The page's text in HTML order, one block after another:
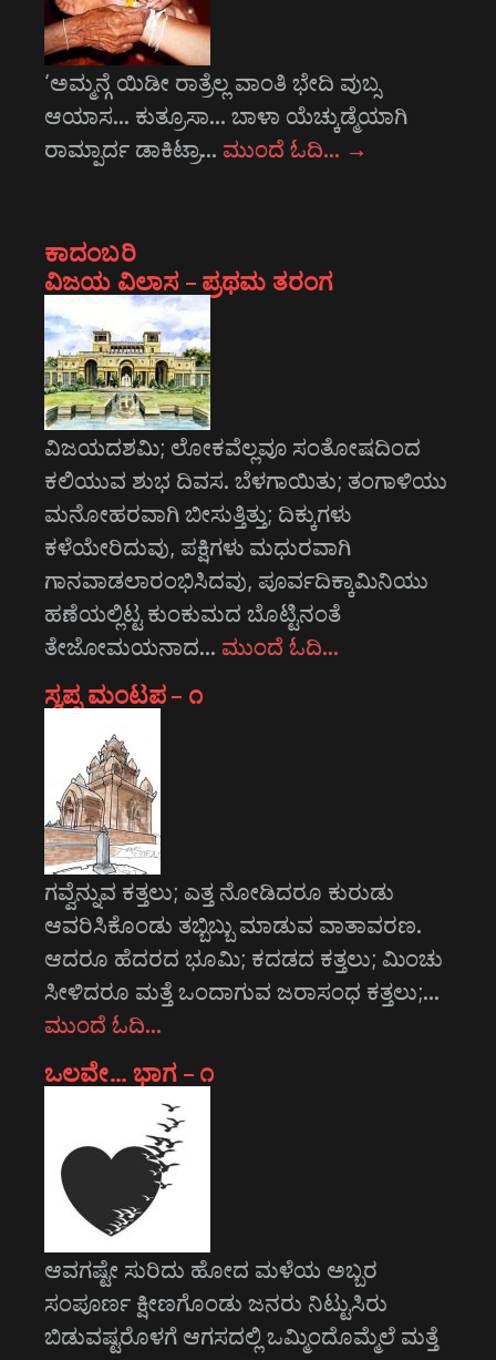
‘ಅಮ್ಮನ್ಗೆ ಯಿಡೀ ರಾತ್ರೆಲ್ಲ ವಾಂತಿ ಭೇದಿ ವುಬ್ಸ
ಆಯಾಸ... ಕುತ್ರೂಸಾ... ಬಾಳಾ ಯೆಚ್ಕುಡ್ಮೆಯಾಗಿ
ರಾಮ್ಪಾರ್ದ ಡಾಕಿಟ್ರಾ… ಮುಂದೆ ಓದಿ… →
ಕಾದಂಬರಿ
ವಿಜಯ ವಿಲಾಸ – ಪ್ರಥಮ ತರಂಗ
ವಿಜಯದಶಮಿ; ಲೋಕವೆಲ್ಲವೂ ಸಂತೋಷದಿಂದ
ಕಲಿಯುವ ಶುಭ ದಿವಸ. ಬೆಳಗಾಯಿತು; ತಂಗಾಳಿಯು
ಮನೋಹರವಾಗಿ ಬೀಸುತ್ತಿತ್ತು; ದಿಕ್ಕುಗಳು
ಕಳೆಯೇರಿದುವು, ಪಕ್ಷಿಗಳು ಮಧುರವಾಗಿ
ಗಾನವಾಡಲಾರಂಭಿಸಿದವು, ಪೂರ್ವದಿಕ್ಕಾಮಿನಿಯು
ಹಣೆಯಲ್ಲಿಟ್ಟ ಕುಂಕುಮದ ಬೊಟ್ಟಿನಂತೆ
ತೇಜೋಮಯನಾದ… ಮುಂದೆ ಓದಿ…
ಸ್ವಪ್ನ ಮಂಟಪ – ೧
ಗವ್ವೆನ್ನುವ ಕತ್ತಲು; ಎತ್ತ ನೋಡಿದರೂ ಕುರುಡು
ಆವರಿಸಿಕೊಂಡು ತಬ್ಬಿಬ್ಬು ಮಾಡುವ ವಾತಾವರಣ.
ಆದರೂ ಹೆದರದ ಭೂಮಿ; ಕದಡದ ಕತ್ತಲು; ಮಿಂಚು
ಸೀಳಿದರೂ ಮತ್ತೆ ಒಂದಾಗುವ ಜರಾಸಂಧ ಕತ್ತಲು;…
ಮುಂದೆ ಓದಿ…
ಒಲವೇ… ಭಾಗ – ೧
ಆವಗಷ್ಟೇ ಸುರಿದು ಹೋದ ಮಳೆಯ ಅಬ್ಬರ
ಸಂಪೂರ್ಣ ಕ್ಷೀಣಗೊಂಡು ಜನರು ನಿಟ್ಟುಸಿರು
ಬಿಡುವಷ್ಟರೊಳಗೆ ಆಗಸದಲ್ಲಿ ಒಮ್ಮಿಂದೊಮ್ಮೆಲೆ ಮತ್ತೆ